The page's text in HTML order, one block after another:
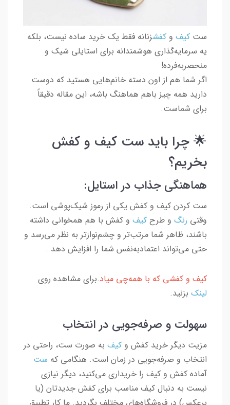
ست کیف و کفشزنانه فقط یک خرید ساده نیست، بلکه
یه سرمایه‌گذاری هوشمندانه برای استایلی شیک و
منحصربه‌فرده!
اگر شما هم از اون دسته خانم‌هایی هستید که دوست
دارید همه چیز باهم هماهنگ باشه، این مقاله دقیقاً
برای شماست.
🌟 چرا باید ست کیف و کفش
بخریم؟
هماهنگی جذاب در استایل:
ست کردن کیف و کفش یکی از رموز شیک‌پوشی است.
وقتی رنگ و طرح کیف و کفش با هم همخوانی داشته
باشند، ظاهر شما مرتب‌تر و چشم‌نوازتر به نظر می‌رسد و
حتی می‌تواند اعتماد‌به‌نفس شما را افزایش دهد .
کیف و کفشی که با همه‌چی میاد.برای مشاهده روی
لینک بزنید.
سهولت و صرفه‌جویی در انتخاب
مزیت دیگر خرید کفش و کیف به صورت ست، راحتی در
انتخاب و صرفه‌جویی در زمان است. هنگامی که ست
آماده کفش و کیف را خریداری می‌کنید، دیگر نیازی
نیست به دنبال کیف مناسب برای کفش جدیدتان (یا